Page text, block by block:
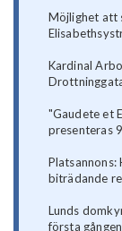
Möjlighet att
Kardinal
"Gaudete et
presenteras
Platsannons:
biträdande
Lunds
första